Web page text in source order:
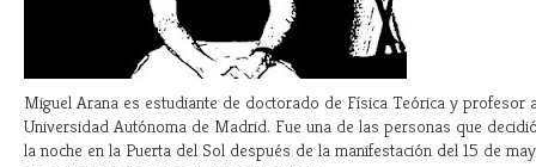
Miguel Arana es estudiante de doctorado de Física Teórica y profesor
Universidad Autónoma de Madrid. Fue una de las personas que
la noche en la Puerta del Sol después de la manifestación del 15 de